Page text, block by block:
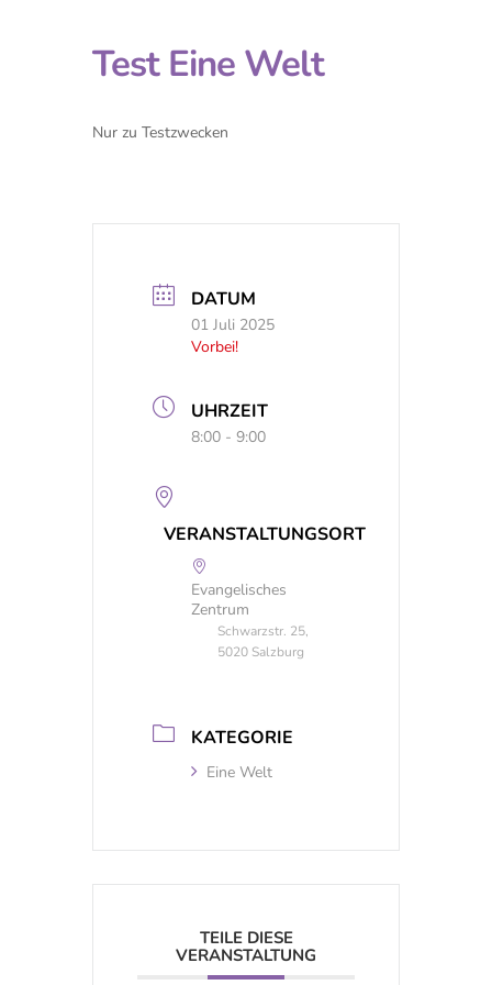
Test Eine Welt
Nur zu Testzwecken
DATUM
01 Juli 2025
Vorbei!
UHRZEIT
8:00 - 9:00
VERANSTALTUNGSORT
Evangelisches
Zentrum
Schwarzstr. 25,
5020 Salzburg
KATEGORIE
Eine Welt
TEILE DIESE
VERANSTALTUNG